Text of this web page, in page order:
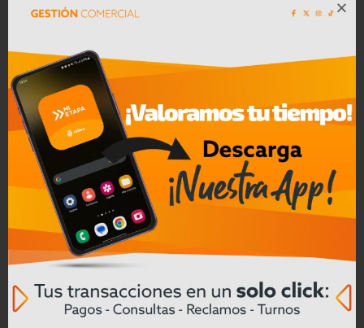
Pacientes en el hospital de Cuenca
Pacientes con problemas auditivos
reciben apoyo en el hospital Vicente
Corral Moscoso
Leer mas
15/07/2026